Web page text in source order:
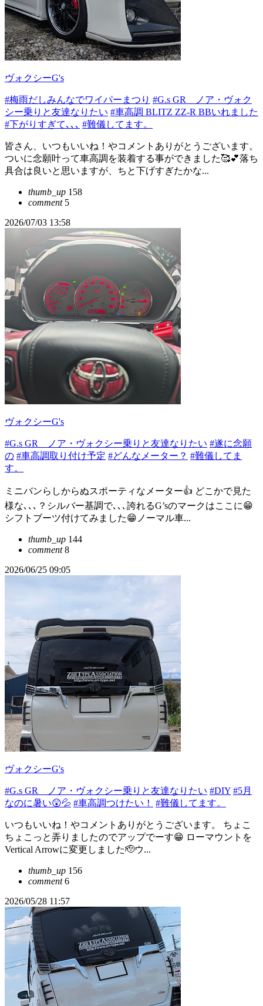
ヴォクシーG's
#梅雨だしみんなでワイパーまつり #G.s GR ノア・ヴォク
シー乗りと友達なりたい #車高調 BLITZ ZZ-R BBいれました
#下がりすぎて､､､ #難儀してます。
皆さん、いつもいいね！やコメントありがとうございます。
ついに念願叶って車高調を装着する事ができました🥰💕︎落ち
具合は良いと思いますが、ちと下げすぎたかな...
thumb_up 158
comment5
2026/07/03 13:58
ヴォクシーG's
#G.s GR ノア・ヴォクシー乗りと友達なりたい #遂に念願
の #車高調取り付け予定 #どんなメーター？ #難儀してま
す。
ミニバンらしからぬスポーティなメーター👍 どこかで見た
様な､､､？シルバー基調で､､､誇れるG’sのマークはここに😁
シフトブーツ付けてみました😁ノーマル車...
thumb_up 144
comment8
2026/06/25 09:05
ヴォクシーG's
#G.s GR ノア・ヴォクシー乗りと友達なりたい #DIY #5月
なのに暑い😲💦 #車高調つけたい！ #難儀してます。
いつもいいね！やコメントありがとうございます。 ちょこ
ちょこっと弄りましたのでアップでーす😁 ローマウントを
Vertical Arrowに変更しました🫡ウ...
thumb_up 156
comment6
2026/05/28 11:57